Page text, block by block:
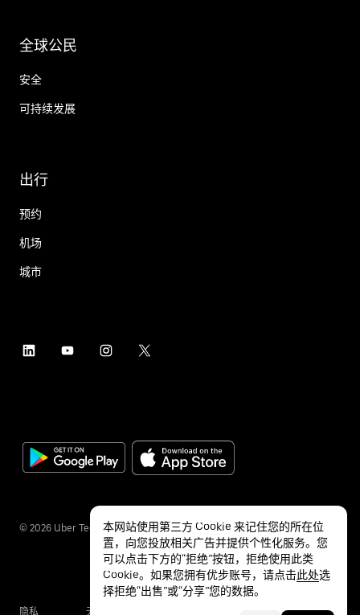
全球公民
安全
可持续发展
出行
预约
机场
城市
© 2026 Uber Technologies Inc.
隐私 无障碍服务
本网站使用第三方 Cookie 来记住您的所在位
置，向您投放相关广告并提供个性化服务。您
可以点击下方的“拒绝”按钮，拒绝使用此类
Cookie。如果您拥有优步账号，请点击此处选
择拒绝“出售”或“分享”您的数据。